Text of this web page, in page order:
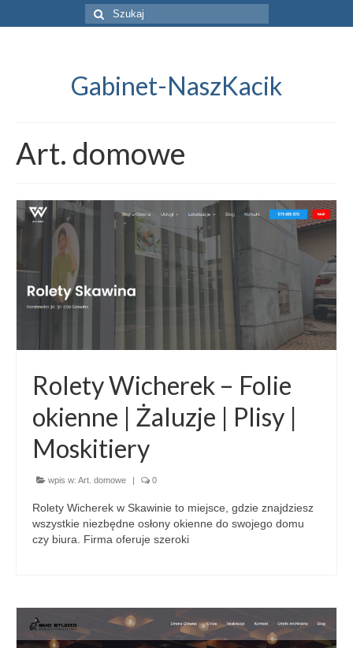
Szuklaj
w:
Gabinet-NaszKacik
Art. domowe
Rolety Wicherek – Folie
okienne | Żaluzje | Plisy |
Moskitiery
wpis w: Art. domowe | 0
Rolety Wicherek w Skawinie to miejsce, gdzie znajdziesz
wszystkie niezbędne osłony okienne do swojego domu
czy biura. Firma oferuje szeroki